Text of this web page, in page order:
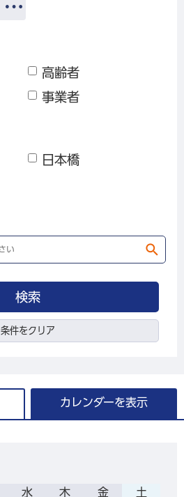
高齢者
事業者
日本橋
条件をクリア
カレンダーを表示
水 木 金
土